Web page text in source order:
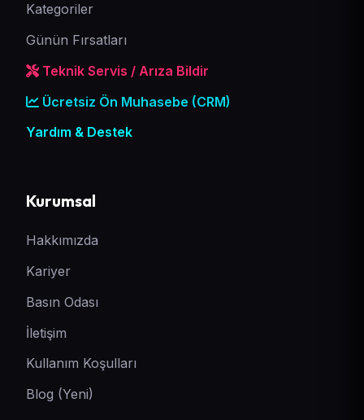
Kategoriler
Günün Fırsatları
Teknik Servis / Arıza Bildir
Ücretsiz Ön Muhasebe (CRM)
Yardım & Destek
Kurumsal
Hakkımızda
Kariyer
Basın Odası
İletişim
Kullanım Koşulları
Blog (Yeni)